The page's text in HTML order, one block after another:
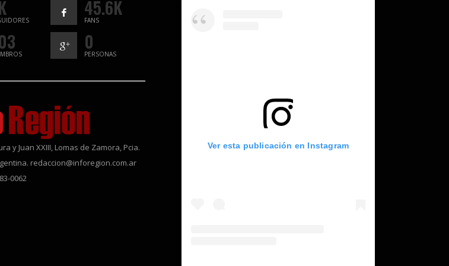
45.6K
FANS
0
PERSONAS
y Juan XXIII, Lomas de Zamora, Pcia.
redaccion@inforegion.com.ar
0062
Ver esta publicación en Instagram